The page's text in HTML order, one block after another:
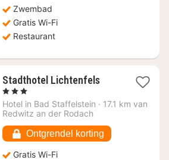
Zwembad
Gratis Wi-Fi
Restaurant
Stadthotel Lichtenfels1
vanaf
, 3 Sterren
Hotel in Bad Staffelstein · 17.1 km van
Redwitz an der Rodach
Ontgrendel korting
Gratis Wi-Fi